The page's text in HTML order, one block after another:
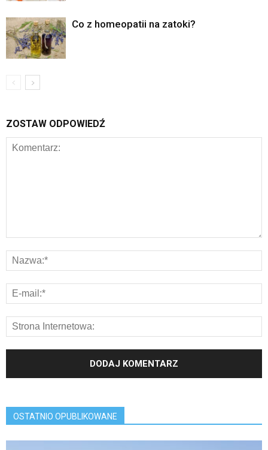
Co z homeopatii na zatoki?
ZOSTAW ODPOWIEDŹ
OSTATNIO OPUBLIKOWANE